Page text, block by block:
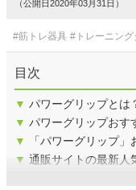
（公開日2020年03月31日）
#筋トレ器具 #トレーニング
目次
▼ パワーグリップとは
▼ パワーグリップおす
▼
「パワーグリップ
▼ 通販サイトの最新人